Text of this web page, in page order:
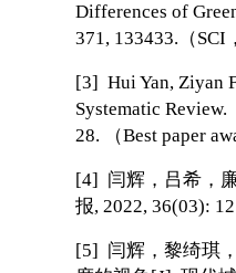
Differences of
371, 133433. （SCI
[3] Hui Yan, Ziyan
Systematic
28.
（Best paper
[4] 闫辉，吕希，
报, 2022, 36(03):
[5] 闫辉，黎绮琪